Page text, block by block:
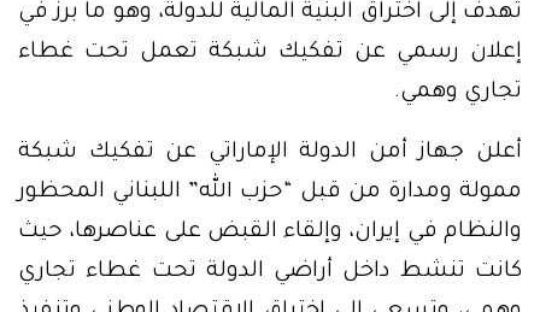
تهدف إلى اختراق البنية المالية للدولة، وهو ما برز في
إعلان رسمي عن تفكيك شبكة تعمل تحت غطاء
تجاري وهمي.
أعلن جهاز أمن الدولة الإماراتي عن تفكيك شبكة
ممولة ومدارة من قبل “حزب الله” اللبناني المحظور
والنظام في إيران، وإلقاء القبض على عناصرها، حيث
كانت تنشط داخل أراضي الدولة تحت غطاء تجاري